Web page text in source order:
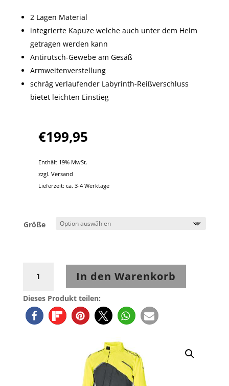
Dieses Produkt teilen:
2 Lagen Material
integrierte Kapuze welche auch unter dem Helm
getragen werden kann
Antirutsch-Gewebe am Gesäß
Armweitenverstellung
schräg verlaufender Labyrinth-Reißverschluss
bietet leichten Einstieg
€199,95
Enthält 19% MwSt.
zzgl. Versand
Lieferzeit: ca. 3-4 Werktage
Größe
Monsun
Regenkombi
Menge
In den Warenkorb